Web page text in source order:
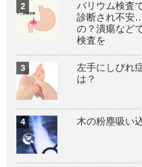
バリウム検査
診断され不安
の？潰瘍など
検査を
左手にしびれ
は？
木の粉塵吸い